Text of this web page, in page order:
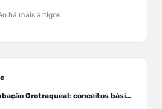
há mais artigos
Intubação Orotraqueal: conceitos básicos